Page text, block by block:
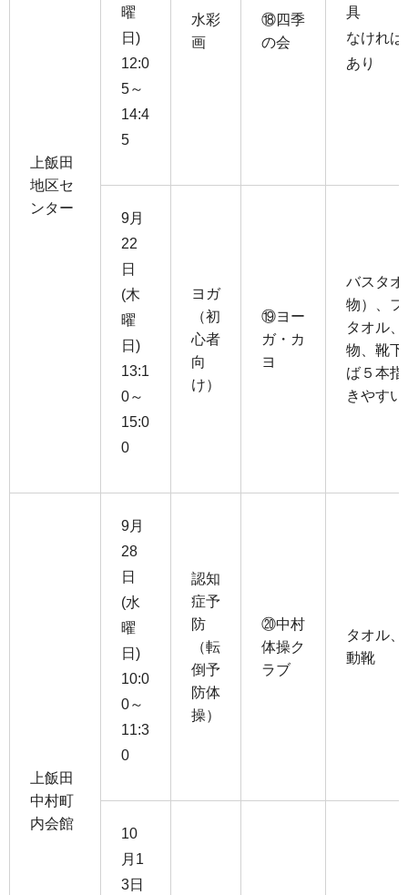
上飯田
地区セ
ンター
曜
日)
12:0
5～
14:4
5
水彩
画
⑱四季
の会
具
なけれ
あり
9月
22
日
(木
曜
日)
13:1
0～
15:0
0
ヨガ
（初
心者
向
け）
⑲ヨー
ガ・カ
ヨ
バスタオ
物）、フ
タオル、
物、靴下
ば５本
きやすい
上飯田
中村町
内会館
9月
28
日
(水
曜
日)
10:0
0～
11:3
0
認知
症予
防
（転
倒予
防体
操）
⑳中村
体操ク
ラブ
タオル
動靴
10
月1
3日